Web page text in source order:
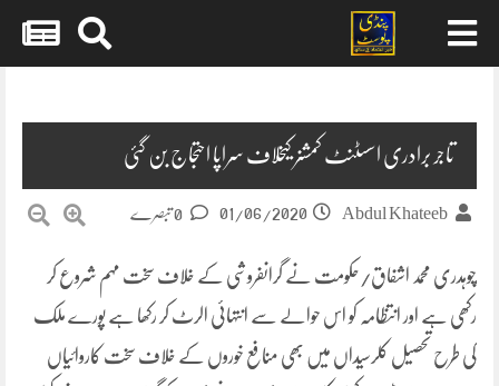
تاجر برادری اسسٹنٹ کمشنر کیخلاف سراپا احتجاج بن گئی
Abdul Khateeb
01/06/2020
چوہدری محمد اشفاق/حکومت نے گرانفروشی کے خلاف سخت مہم شروع کر
رکھی ہے اور انتظامہ کو اس حوالے سے انتہائی الرٹ کر رکھا ہے پورے ملک
کی طرح تحصیل کلرسیداں میں بھی منافع خوروں کے خلاف سخت کاروائیاں